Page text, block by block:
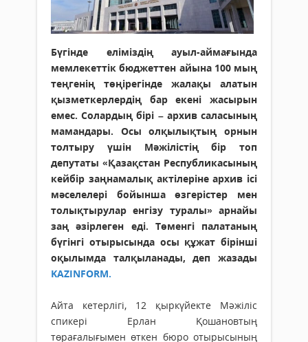
Бүгінде еліміздің ауыл-аймағында
мемлекеттік бюджеттен айына 100 мың
теңгенің төңірегінде жалақы алатын
қызметкерлердің бар екені жасырын
емес. Солардың бірі – архив саласының
мамандары. Осы олқылықтың орнын
толтыру үшін Мәжілістің бір топ
депутаты «Қазақстан Республикасының
кейбір заңнамалық актілеріне архив ісі
мәселелері бойынша өзгерістер мен
толықтырулар енгізу туралы» арнайы
заң әзірлеген еді. Төменгі палатаның
бүгінгі отырысында осы құжат бірінші
оқылымда талқыланады, деп жазады
KAZINFORM.
Айта кетерлігі, 12 қыркүйекте Мәжіліс
спикері Ерлан Қошановтың
төрағалығымен өткен бюро отырысының